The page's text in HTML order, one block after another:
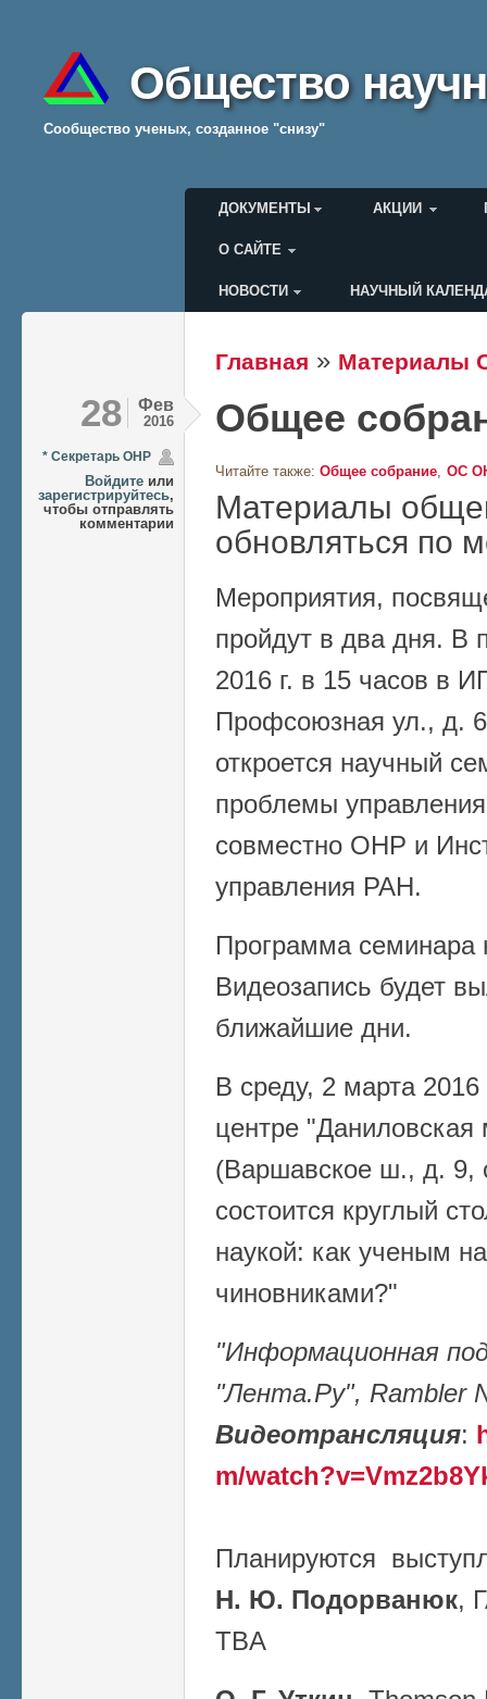
Общество
Cообщество ученых, созданное "снизу"
Главное меню
ДОКУМЕНТЫ АКЦИИ
О САЙТЕ
Меню пользователя
НОВОСТИ НАУЧНЫЙ
Вы здесь
Главная » Материалы
28 Фев
2016
* Секретарь ОНР
Войдите или
зарегистрируйтесь,
чтобы отправлять
комментарии
Общее
Читайте также: Общее собрание ОС
Материалы
обновляться по
Мероприятия,
пройдут в два дня. В
2016 г. в 15 часов в
Профсоюзная ул., д.
откроется научный
проблемы
совместно ОНР и
управления РАН.
Программа семинара
Видеозапись будет
ближайшие дни.
В среду, 2 марта
центре "Даниловская
(Варшавское ш., д. 9,
состоится круглый
наукой: как ученым
чиновниками?"
"Информационная
"Лента.Ру", Rambler
Видеотрансляция:
m/
Планируются
Н. Ю. Подорванюк,
TBA